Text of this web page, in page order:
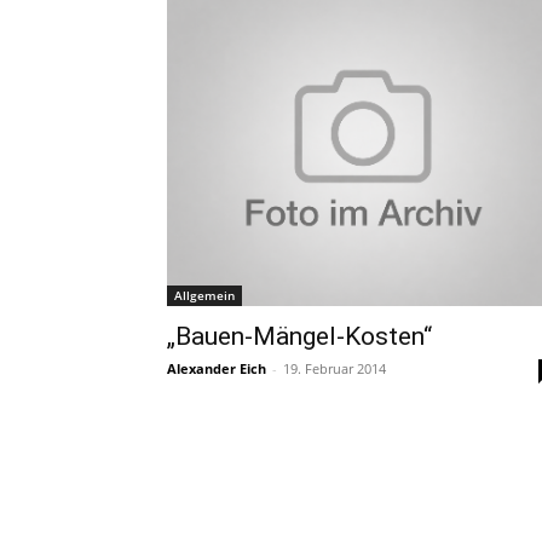
Allgemein
„Bauen-Mängel-Kosten“
Alexander Eich - 19. Februar 2014